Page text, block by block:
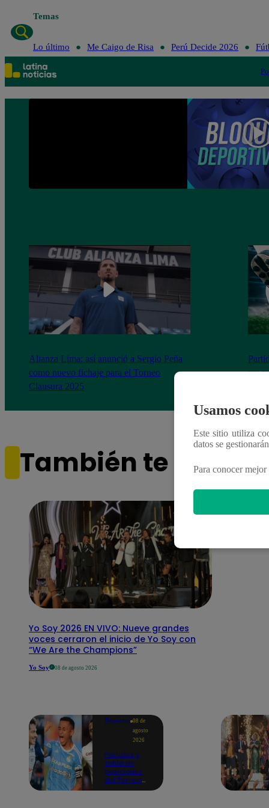
Temas
Lo último Me Caigo de Risa Perú Decide 2026
Alianza Lima: así anunció a Sergio Peña
como nuevo fichaje para el Torneo
Clausura 2025
También te puede
Yo Soy 2026 EN VIVO: Nueve grandes
voces cerraron el inicio de Yo Soy con
“We Are the Champions”
Yo Soy 08 de agosto 2026
Deportes 08 de
agosto
2026
Partidos y
tabla de
posiciones
del Torneo
Usamos
Este sitio utiliza
datos se
Para conocer